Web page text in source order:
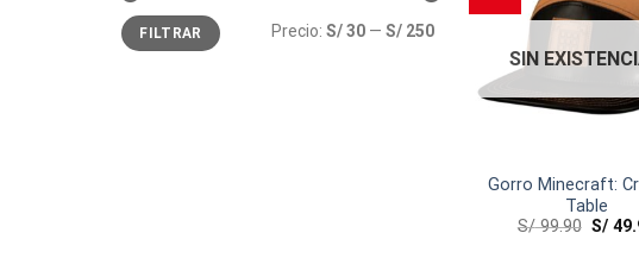
Precio
mínimo
Precio
máximo
FILTRAR Precio: S/ 30— S/ 250
SIN
Gorro Minecraft:
Table
S/99.90 S/